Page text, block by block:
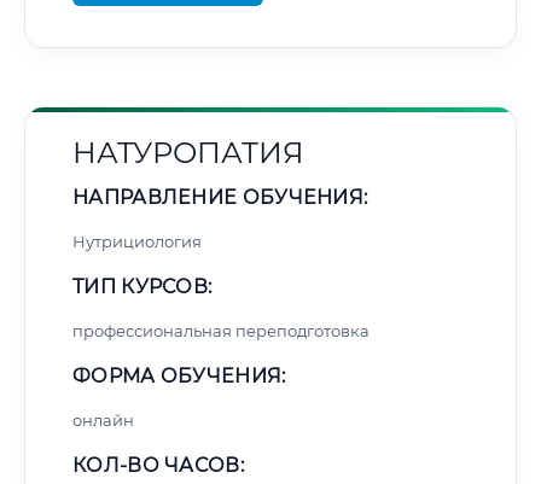
НАТУРОПАТИЯ
НАПРАВЛЕНИЕ ОБУЧЕНИЯ:
Нутрициология
ТИП КУРСОВ:
профессиональная переподготовка
ФОРМА ОБУЧЕНИЯ:
онлайн
КОЛ-ВО ЧАСОВ: